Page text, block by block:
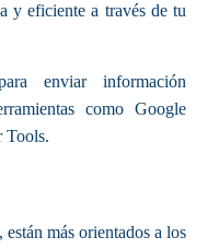
y eficiente a través de tu
enviar información
como Google
Tools.
más orientados a los